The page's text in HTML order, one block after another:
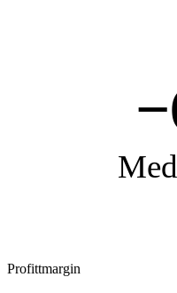
Profittmargin